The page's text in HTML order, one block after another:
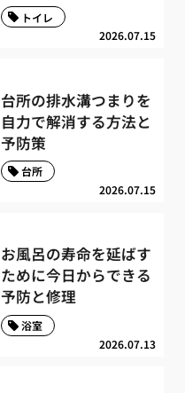
2026.07.15
トイレ
台所の排水溝つまりを
自力で解消する方法と
予防策
2026.07.15
台所
お風呂の寿命を延ばす
ために今日からできる
予防と修理
2026.07.13
浴室